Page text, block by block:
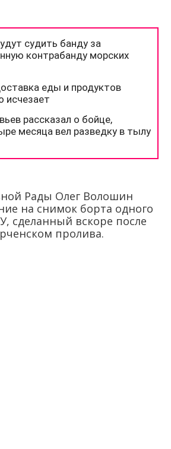
Рады Олег Волошин
на снимок борта одного
сделанный вскоре после
пролива.